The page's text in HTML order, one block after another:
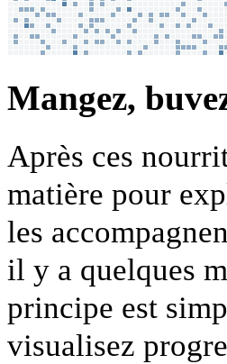
Mangez,
Après ces
matière pour
les
il y a quelques
principe est
visualisez